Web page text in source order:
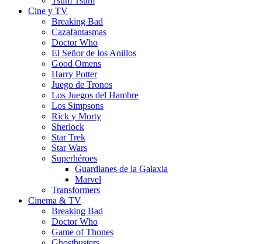
Cine y TV
Breaking Bad
Cazafantasmas
Doctor Who
El Señor de los Anillos
Good Omens
Harry Potter
Juego de Tronos
Los Juegos del Hambre
Los Simpsons
Rick y Morty
Sherlock
Star Trek
Star Wars
Superhéroes
Guardianes de la Galaxia
Marvel
Transformers
Cinema & TV
Breaking Bad
Doctor Who
Game of Thones